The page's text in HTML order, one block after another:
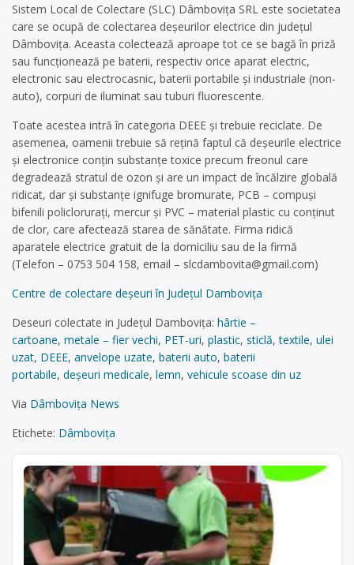
Sistem Local de Colectare (SLC) Dâmbovița SRL este societatea
care se ocupă de colectarea deșeurilor electrice din județul
Dâmbovița. Aceasta colectează aproape tot ce se bagă în priză
sau funcționează pe baterii, respectiv orice aparat electric,
electronic sau electrocasnic, baterii portabile și industriale (non-
auto), corpuri de iluminat sau tuburi fluorescente.
Toate acestea intră în categoria DEEE și trebuie reciclate. De
asemenea, oamenii trebuie să rețină faptul că deșeurile electrice
și electronice conțin substanțe toxice precum freonul care
degradează stratul de ozon și are un impact de încălzire globală
ridicat, dar și substanțe ignifuge bromurate, PCB – compuși
bifenili policlorurați, mercur și PVC – material plastic cu conținut
de clor, care afectează starea de sănătate. Firma ridică
aparatele electrice gratuit de la domiciliu sau de la firmă
(Telefon – 0753 504 158, email – slcdambovita@gmail.com)
Centre de colectare deşeuri în Județul Dambovița
Deseuri colectate in Județul Dambovița: hârtie –
cartoane, metale – fier vechi, PET-uri, plastic, sticlă,textile, ulei
uzat, DEEE, anvelope uzate, baterii auto, baterii
portabile, deșeuri medicale, lemn, vehicule scoase din uz
Via Dâmbovița News
Etichete: Dâmbovița